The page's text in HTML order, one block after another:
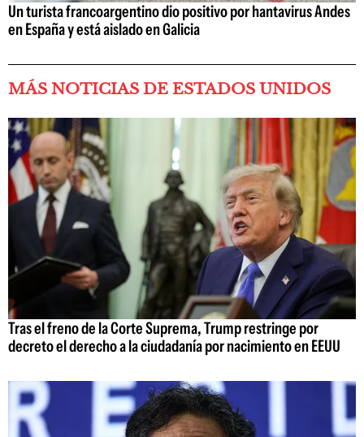
Un turista francoargentino dio positivo por hantavirus Andes
en España y está aislado en Galicia
MÁS NOTICIAS DE ESTADOS UNIDOS
Tras el freno de la Corte Suprema, Trump restringe por
decreto el derecho a la ciudadanía por nacimiento en EEUU